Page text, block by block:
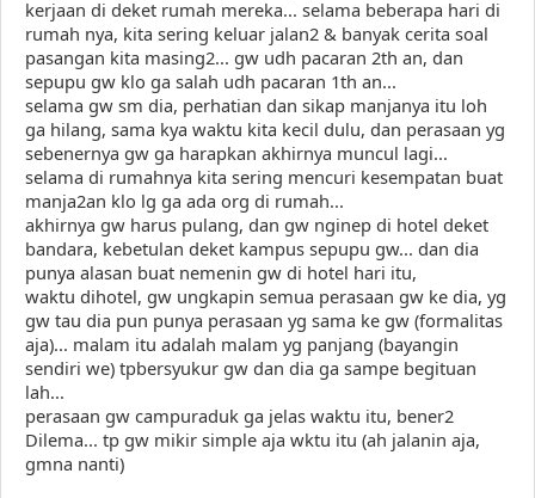
kerjaan di deket rumah mereka... selama beberapa hari di
rumah nya, kita sering keluar jalan2 & banyak cerita soal
pasangan kita masing2... gw udh pacaran 2th an, dan
sepupu gw klo ga salah udh pacaran 1th an...
selama gw sm dia, perhatian dan sikap manjanya itu loh
ga hilang, sama kya waktu kita kecil dulu, dan perasaan yg
sebenernya gw ga harapkan akhirnya muncul lagi...
selama di rumahnya kita sering mencuri kesempatan buat
manja2an klo lg ga ada org di rumah...
akhirnya gw harus pulang, dan gw nginep di hotel deket
bandara, kebetulan deket kampus sepupu gw... dan dia
punya alasan buat nemenin gw di hotel hari itu,
waktu dihotel, gw ungkapin semua perasaan gw ke dia, yg
gw tau dia pun punya perasaan yg sama ke gw (formalitas
aja)... malam itu adalah malam yg panjang (bayangin
sendiri we) tpbersyukur gw dan dia ga sampe begituan
lah...
perasaan gw campuraduk ga jelas waktu itu, bener2
Dilema... tp gw mikir simple aja wktu itu (ah jalanin aja,
gmna nanti)